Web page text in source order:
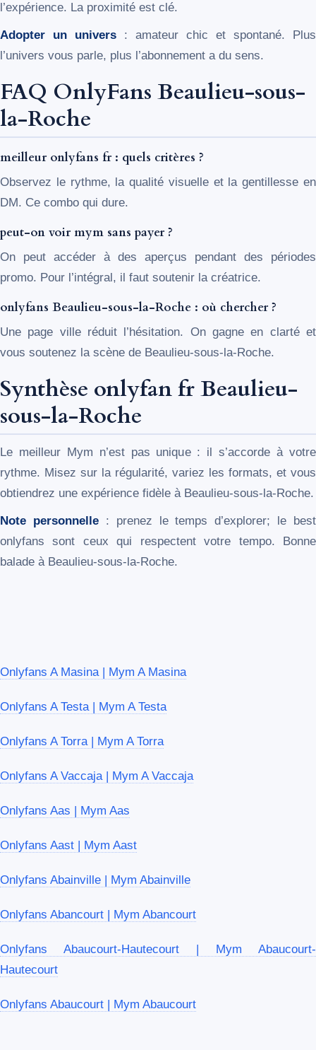
l’expérience. La proximité est clé.
Adopter un univers : amateur chic et spontané. Plus
l’univers vous parle, plus l’abonnement a du sens.
FAQ OnlyFans Beaulieu-sous-
la-Roche
meilleur onlyfans fr : quels critères ?
Observez le rythme, la qualité visuelle et la gentillesse en
DM. Ce combo qui dure.
peut-on voir mym sans payer ?
On peut accéder à des aperçus pendant des périodes
promo. Pour l’intégral, il faut soutenir la créatrice.
onlyfans Beaulieu-sous-la-Roche : où chercher ?
Une page ville réduit l’hésitation. On gagne en clarté et
vous soutenez la scène de Beaulieu-sous-la-Roche.
Synthèse onlyfan fr Beaulieu-
sous-la-Roche
Le meilleur Mym n’est pas unique : il s’accorde à votre
rythme. Misez sur la régularité, variez les formats, et vous
obtiendrez une expérience fidèle à Beaulieu-sous-la-Roche.
Note personnelle: prenez le temps d’explorer; le best
onlyfans sont ceux qui respectent votre tempo. Bonne
balade à Beaulieu-sous-la-Roche.
Onlyfans A Masina | Mym A Masina
Onlyfans A Testa | Mym A Testa
Onlyfans A Torra | Mym A Torra
Onlyfans A Vaccaja | Mym A Vaccaja
Onlyfans Aas | Mym Aas
Onlyfans Aast | Mym Aast
Onlyfans Abainville | Mym Abainville
Onlyfans Abancourt | Mym Abancourt
Onlyfans Abaucourt-Hautecourt | Mym Abaucourt-
Hautecourt
Onlyfans Abaucourt | Mym Abaucourt